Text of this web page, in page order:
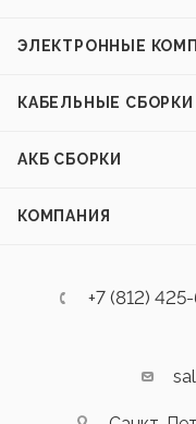
ЭЛЕКТРОННЫЕ
КАБЕЛЬНЫЕ СБОРКИ
АКБ СБОРКИ
КОМПАНИЯ
+7 (812)